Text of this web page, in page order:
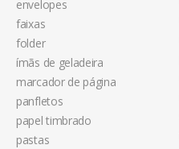
envelopes
faixas
folder
ímãs de geladeira
marcador de página
panfletos
papel timbrado
pastas